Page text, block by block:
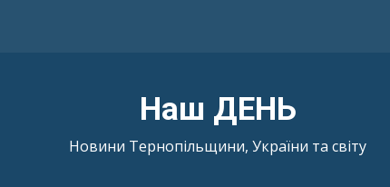
Наш ДЕНЬ
Новини Тернопільщини, України та світу